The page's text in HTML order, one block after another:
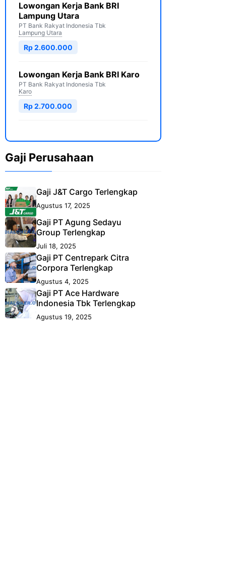
Lowongan Kerja Bank BRI
Lampung Utara
PT Bank Rakyat Indonesia Tbk
Lampung Utara
Rp 2.600.000
Lowongan Kerja Bank BRI Karo
PT Bank Rakyat Indonesia Tbk
Karo
Rp 2.700.000
Gaji Perusahaan
Gaji J&T Cargo Terlengkap
Agustus 17, 2025
Gaji PT Agung Sedayu
Group Terlengkap
Juli 18, 2025
Gaji PT Centrepark Citra
Corpora Terlengkap
Agustus 4, 2025
Gaji PT Ace Hardware
Indonesia Tbk Terlengkap
Agustus 19, 2025